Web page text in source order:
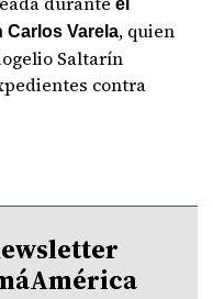
el
Carlos Varela, quien
Saltarín
contra